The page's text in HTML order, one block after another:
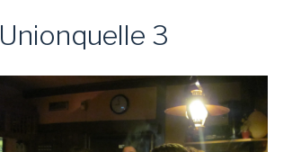
Unionquelle 3